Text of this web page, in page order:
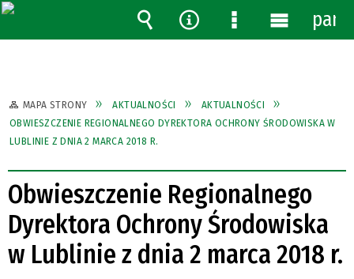
MAPA STRONY AKTUALNOŚCI
AKTUALNOŚCI
OBWIESZCZENIE REGIONALNEGO DYREKTORA OCHRONY ŚRODOWISKA W
LUBLINIE Z DNIA 2 MARCA 2018 R.
Obwieszczenie Regionalnego
Dyrektora Ochrony Środowiska
w Lublinie z dnia 2 marca 2018 r.
Wyszukiwarka
Narzędzia
MenuMenu